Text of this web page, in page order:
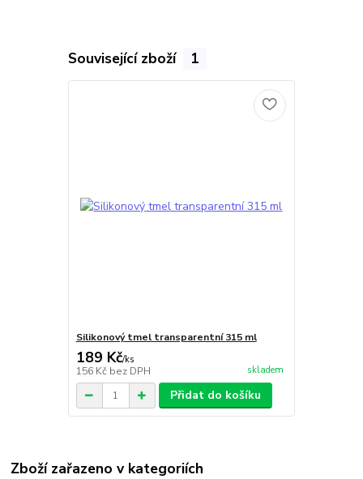
Související zboží 1
Silikonový tmel transparentní 315 ml
189 Kč/ks
156 Kč bez DPH skladem
Přidat do košíku
Zboží zařazeno v kategoriích